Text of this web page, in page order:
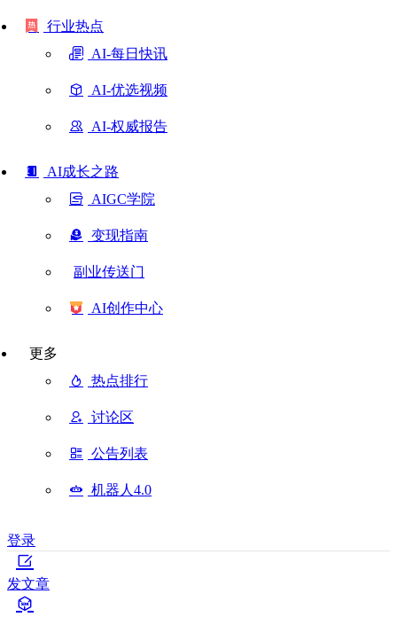
行业热点
AI-每日快讯
AI-优选视频
AI-权威报告
AI成长之路
AIGC学院
变现指南
副业传送门
AI创作中心
更多
热点排行
讨论区
公告列表
机器人4.0
登录
发文章